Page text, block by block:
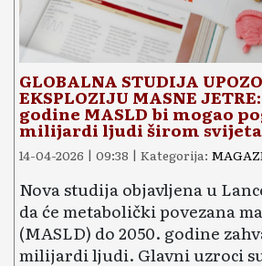
GLOBALNA STUDIJA
EKSPLOZIJU MASNE
godine MASLD bi mogao
milijardi ljudi širom svijeta
14-04-2026 | 09:38 | Kategorija:
Nova studija objavljena u
da će metabolički povezana
(MASLD) do 2050. godine
milijardi ljudi. Glavni uzroci